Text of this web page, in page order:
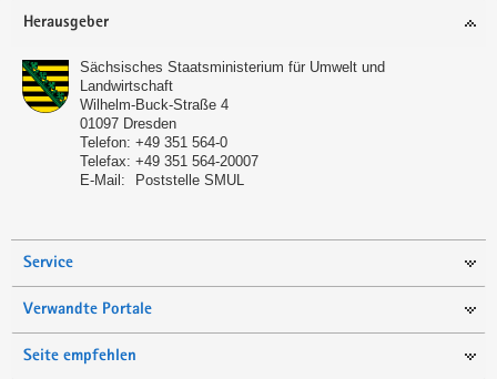
Footer-
Herausgeber
Sächsisches Staatsministerium für Umwelt und
Landwirtschaft
Wilhelm-Buck-Straße 4
01097 Dresden
Telefon: +49 351 564-0
Telefax: +49 351 564-20007
E-Mail:
Poststelle SMUL
Service
Verwandte Portale
Seite empfehlen